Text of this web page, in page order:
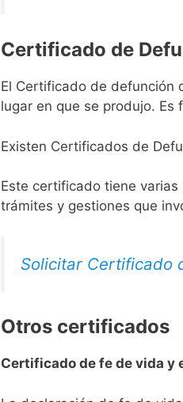
Certificado de
El Certificado de defunción
lugar en que se produjo.
Existen Certificados de
Este certificado tiene
trámites y gestiones que
Solicitar Certificado
Otros certificados
Certificado de fe de vida y